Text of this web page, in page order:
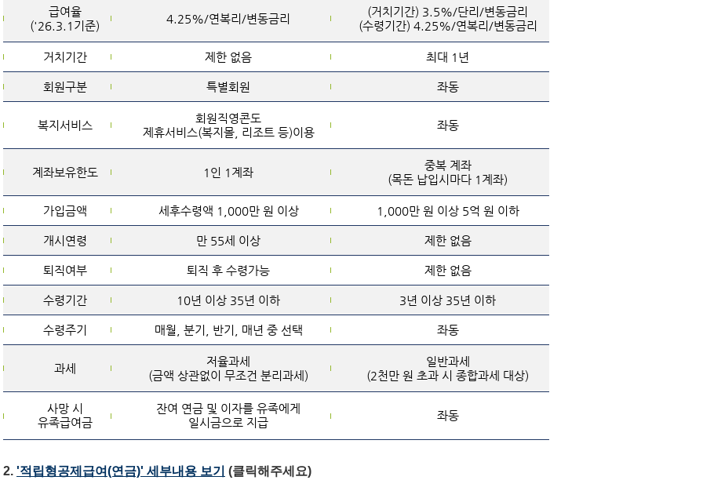
급여율
('26.3.1기준)
4.25%/연복리/변동금리
(거치기간) 3.5%/단리/변동금리
(수령기간) 4.25%/연복리/변동금리
거치기간 제한 없음 최대 1년
회원구분 특별회원 좌동
복지서비스
회원직영콘도
제휴서비스(복지몰, 리조트 등)이용
좌동
계좌보유한도 1인 1계좌
중복 계좌
(목돈 납입시마다 1계좌)
가입금액 세후수령액 1,000만 원 이상 1,000만 원 이상 5억 원 이하
개시연령 만 55세 이상 제한 없음
퇴직여부 퇴직 후 수령가능 제한 없음
수령기간 10년 이상 35년 이하 3년 이상 35년 이하
수령주기 매월, 분기, 반기, 매년 중 선택 좌동
과세
저율과세
(금액 상관없이 무조건 분리과세)
일반과세
(2천만 원 초과 시 종합과세 대상)
사망 시
유족급여금
잔여 연금 및 이자를 유족에게
일시금으로 지급
좌동
2. '적립형공제급여(연금)' 세부내용 보기 (클릭해주세요)